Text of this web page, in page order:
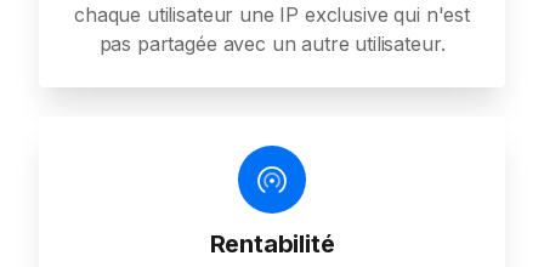
chaque utilisateur une IP exclusive qui n'est
pas partagée avec un autre utilisateur.
Rentabilité